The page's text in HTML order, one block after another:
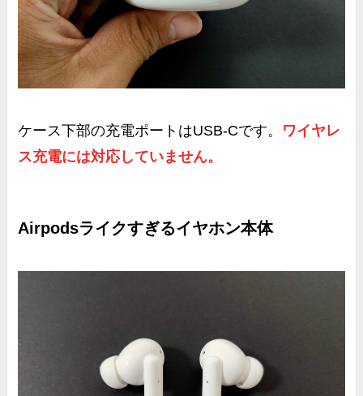
ケース下部の充電ポートはUSB-Cです。 ワイヤレ
ス充電には対応していません。
Airpodsライクすぎるイヤホン本体